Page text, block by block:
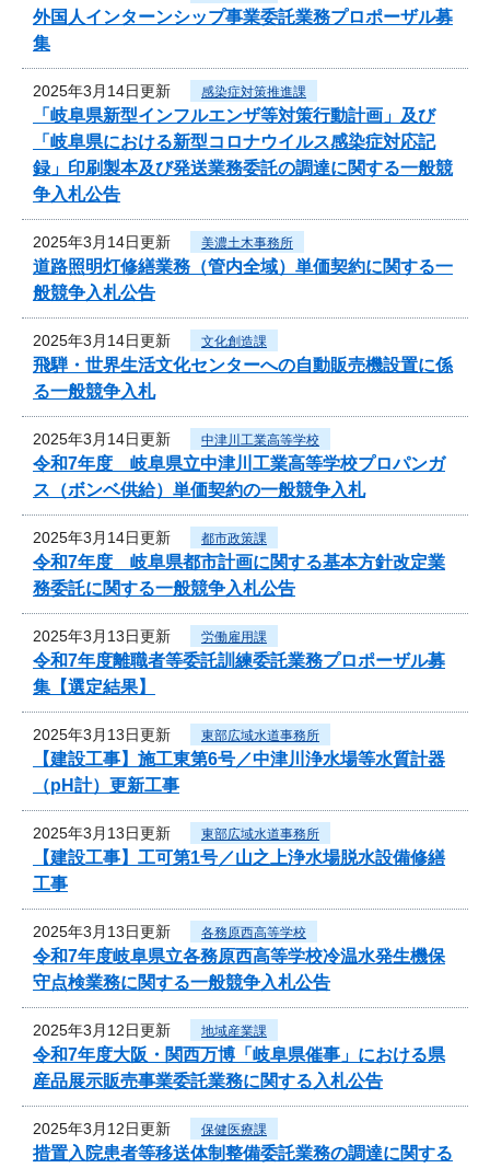
外国人インターンシップ事業委託業務プロポーザル募
集
2025年3月14日更新 感染症対策推進課
「岐阜県新型インフルエンザ等対策行動計画」及び
「岐阜県における新型コロナウイルス感染症対応記
録」印刷製本及び発送業務委託の調達に関する一般競
争入札公告
2025年3月14日更新 美濃土木事務所
道路照明灯修繕業務（管内全域）単価契約に関する一
般競争入札公告
2025年3月14日更新 文化創造課
飛騨・世界生活文化センターへの自動販売機設置に係
る一般競争入札
2025年3月14日更新 中津川工業高等学校
令和7年度 岐阜県立中津川工業高等学校プロパンガ
ス（ボンベ供給）単価契約の一般競争入札
2025年3月14日更新 都市政策課
令和7年度 岐阜県都市計画に関する基本方針改定業
務委託に関する一般競争入札公告
2025年3月13日更新 労働雇用課
令和7年度離職者等委託訓練委託業務プロポーザル募
集【選定結果】
2025年3月13日更新 東部広域水道事務所
【建設工事】施工東第6号／中津川浄水場等水質計器
（pH計）更新工事
2025年3月13日更新 東部広域水道事務所
【建設工事】工可第1号／山之上浄水場脱水設備修繕
工事
2025年3月13日更新 各務原西高等学校
令和7年度岐阜県立各務原西高等学校冷温水発生機保
守点検業務に関する一般競争入札公告
2025年3月12日更新 地域産業課
令和7年度大阪・関西万博「岐阜県催事」における県
産品展示販売事業委託業務に関する入札公告
2025年3月12日更新 保健医療課
措置入院患者等移送体制整備委託業務の調達に関する